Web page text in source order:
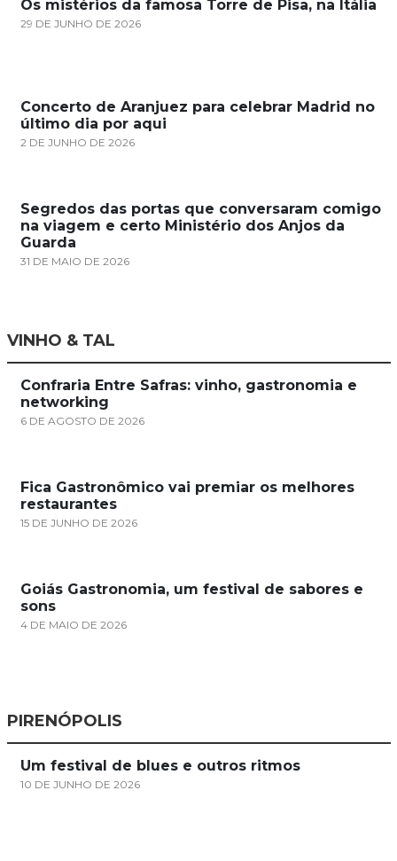
Os mistérios da famosa Torre de Pisa, na Itália
29 DE JUNHO DE 2026
Concerto de Aranjuez para celebrar Madrid no
último dia por aqui
2 DE JUNHO DE 2026
Segredos das portas que conversaram comigo
na viagem e certo Ministério dos Anjos da
Guarda
31 DE MAIO DE 2026
VINHO & TAL
Confraria Entre Safras: vinho, gastronomia e
networking
6 DE AGOSTO DE 2026
Fica Gastronômico vai premiar os melhores
restaurantes
15 DE JUNHO DE 2026
Goiás Gastronomia, um festival de sabores e
sons
4 DE MAIO DE 2026
PIRENÓPOLIS
Um festival de blues e outros ritmos
10 DE JUNHO DE 2026